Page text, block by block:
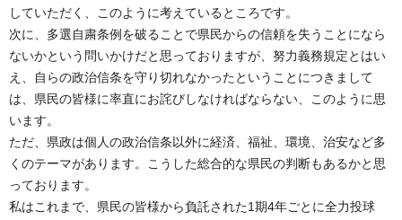
していただく、このように考えているところです。
次に、多選自粛条例を破ることで県民からの信頼を失うことになら
ないかという問いかけだと思っておりますが、努力義務規定とはい
え、自らの政治信条を守り切れなかったということにつきまして
は、県民の皆様に率直にお詫びしなければならない、このように思
います。
ただ、県政は個人の政治信条以外に経済、福祉、環境、治安など多
くのテーマがあります。こうした総合的な県民の判断もあるかと思
っております。
私はこれまで、県民の皆様から負託された1期4年ごとに全力投球